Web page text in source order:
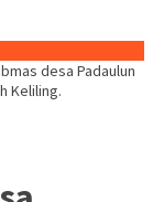
desa Padaulun
Keliling.